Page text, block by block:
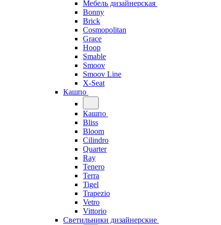
Мебель дизайнерская
Bonny
Brick
Cosmopolitan
Grace
Hoop
Smable
Smoov
Smoov Line
X-Seat
Кашпо
Кашпо
Bliss
Bloom
Cilindro
Quarter
Ray
Tenero
Terra
Tigel
Trapezio
Vetro
Vittorio
Светильники дизайнерские